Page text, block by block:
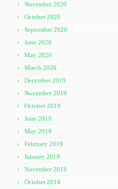
November 2020
October 2020
September 2020
June 2020
May 2020
March 2020
December 2019
November 2019
October 2019
June 2019
May 2019
February 2019
January 2019
November 2018
October 2018